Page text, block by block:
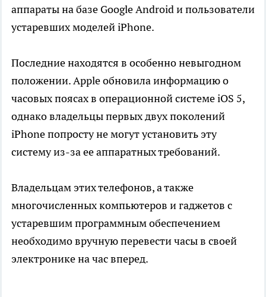
аппараты на базе Google Android и пользователи
устаревших моделей iPhone.
Последние находятся в особенно невыгодном
положении. Apple обновила информацию о
часовых поясах в операционной системе iOS 5,
однако владельцы первых двух поколений
iPhone попросту не могут установить эту
систему из-за ее аппаратных требований.
Владельцам этих телефонов, а также
многочисленных компьютеров и гаджетов с
устаревшим программным обеспечением
необходимо вручную перевести часы в своей
электронике на час вперед.